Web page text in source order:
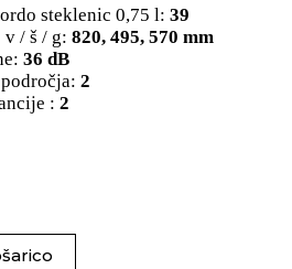
steklenic 0,75 l: 39
v / š / g: 820, 495, 570 mm
36 dB
2
: 2